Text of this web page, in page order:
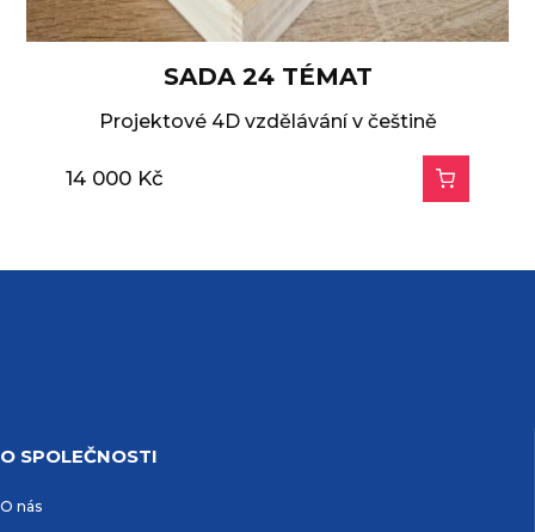
SADA 24 TÉMAT
Projektové 4D vzdělávání v češtině
14 000Kč
O SPOLEČNOSTI
O nás